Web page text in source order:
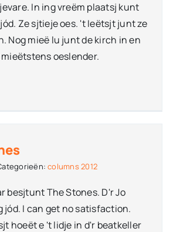
In ing vreëm plaatsj kunt
Ze sjtieje oes. 't Ieëtsjt junt ze
Nog mieë lu junt de kirch in en
oeslender.
columns 2012
besjtunt The Stones. D'r Jo
jód. I can get no satisfaction.
hoeët e 't lidje in d'r beatkeller